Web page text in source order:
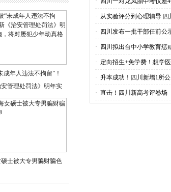
成年人违法不拘留”！
管理处罚法》明年实
屡犯少年动真格
士被大专男骗财骗色
· 从实验评分到心理辅导
堂变样
· 四川发布一批干部任前公
· 四川拟出台中小学教育惩
· 定向招生+免学费！想学
· 升本成功！四川新增1所
· 直击！四川新高考评卷场